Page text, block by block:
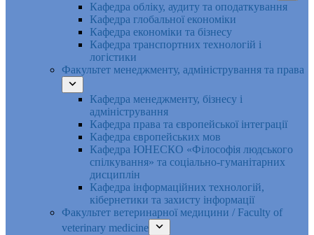
Кафедра обліку, аудиту та оподаткування
Кафедра глобальної економіки
Кафедра економіки та бізнесу
Кафедра транспортних технологій і
логістики
Факультет менеджменту, адміністрування та права
Кафедра менеджменту, бізнесу і
адміністрування
Кафедра права та європейської інтеграції
Кафедра європейських мов
Кафедра ЮНЕСКО «Філософія людського
спілкування» та соціально-гуманітарних
дисциплін
Кафедра інформаційних технологій,
кібернетики та захисту інформації
Факультет ветеринарної медицини / Faculty of
veterinary medicine